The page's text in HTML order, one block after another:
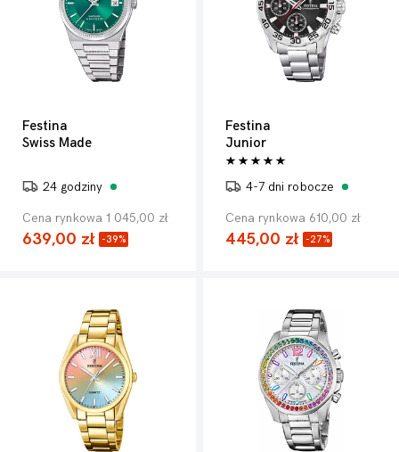
Festina
Swiss Made
24 godziny
Cena rynkowa 1 045,00 zł
639,00 zł -39%
Festina
Junior
4-7 dni robocze
Cena rynkowa 610,00 zł
445,00 zł -27%